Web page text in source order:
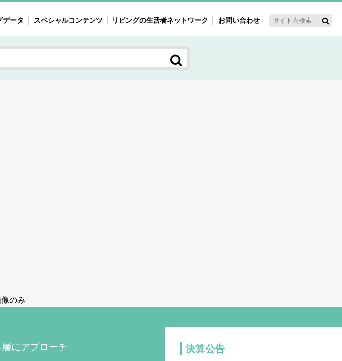
データ スペシャルコンテンツ
リアルに見える 注目ターゲット・重点テーマ
40'ｓ～60'ｓマーケット研究室
リビングの生活者ネットワーク お問い合わせ
のみ
決算公告
にアプローチ